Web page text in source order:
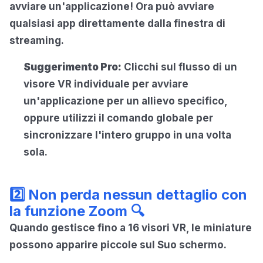
avviare un'applicazione! Ora può avviare
qualsiasi app direttamente dalla finestra di
streaming.
Suggerimento Pro: Clicchi sul flusso di un
visore VR individuale per avviare
un'applicazione per un allievo specifico,
oppure utilizzi il comando globale per
sincronizzare l'intero gruppo in una volta
sola.
2️⃣ Non perda nessun dettaglio con
la funzione Zoom 🔍
Quando gestisce fino a 16 visori VR, le miniature
possono apparire piccole sul Suo schermo.